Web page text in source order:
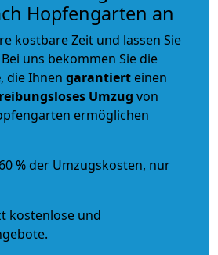
Hopfengarten an
kostbare Zeit und lassen Sie
uns bekommen Sie die
, die Ihnen garantiert einen
reibungsloses Umzug von
ermöglichen
% der Umzugskosten, nur
kostenlose und